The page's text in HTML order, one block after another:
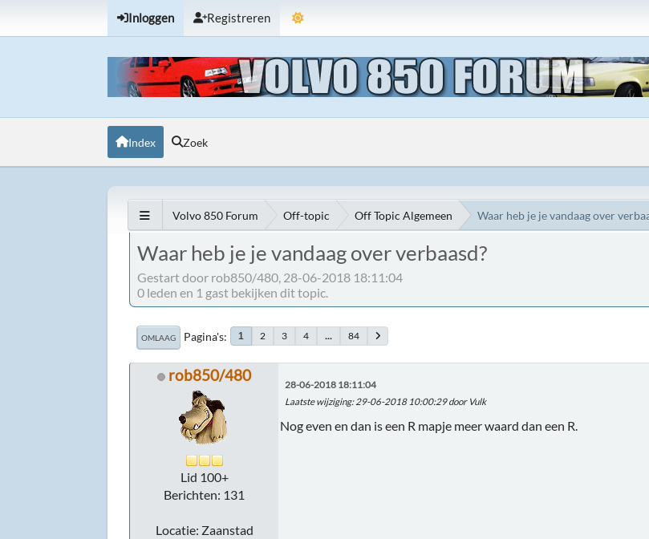
Inloggen Registreren
Index Zoek
Volvo 850 Forum Off-topic Off Topic Algemeen Waar heb je je vandaag over
Waar heb je je vandaag over verbaasd?
Gestart door rob850/480, 28-06-2018 18:11:04
0 leden en 1 gast bekijken dit topic.
OMLAAG Pagina's 1 2 3 4 ... 84
rob850/480
Lid 100+
Berichten: 131
Locatie: Zaanstad
28-06-2018 18:11:04
Laatste wijziging: 29-06-2018 10:00:29 door Vulk
Nog even en dan is een R mapje meer waard dan een R.